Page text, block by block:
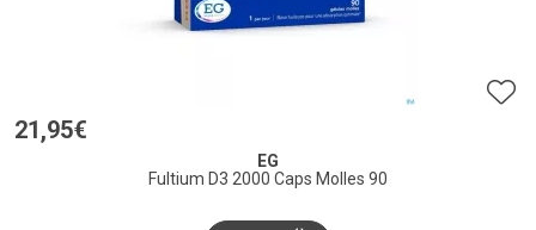
21 ,95€
EG
Fultium D3 2000 Caps Molles 90